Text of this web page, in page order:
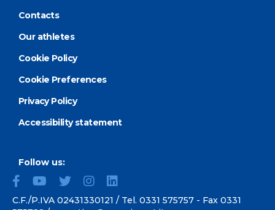
Contacts
Our athletes
Cookie Policy
Cookie Preferences
Privacy Policy
Accessibility statement
Follow us:
C.F./P.IVA 02431330121 / Tel. 0331 575757 - Fax 0331